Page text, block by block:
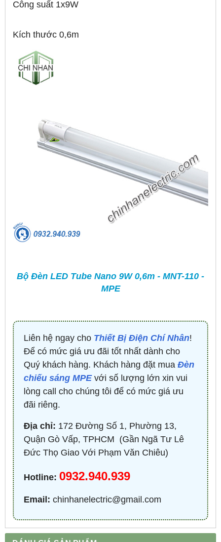
Công suất 1x9W
Kích thước 0,6m
Bộ Đèn LED Tube Nano 9W 0,6m - MNT-110 -
MPE
Liên hệ ngay cho Thiết Bị Điện Chí Nhân!
Để có mức giá ưu đãi tốt nhất dành cho
Quý khách hàng. Khách hàng đặt mua Đèn
chiếu sáng MPEvới số lượng lớn xin vui
lòng call cho chúng tôi để có mức giá ưu
đãi riêng.
Địa chỉ: 172 Đường Số 1, Phường 13,
Quận Gò Vấp, TPHCM ​ (Gần Ngã Tư Lê
Đức Thọ Giao Với Phạm Văn Chiêu)
Hotline: 0932.940.939
Email: chinhanelectric@gmail.com